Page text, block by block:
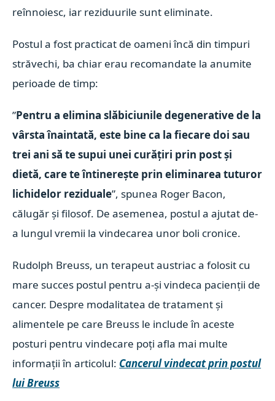
reînnoiesc, iar reziduurile sunt eliminate.
Postul a fost practicat de oameni încă din timpuri
străvechi, ba chiar erau recomandate la anumite
perioade de timp:
”Pentru a elimina slăbiciunile degenerative de la
vârsta înaintată, este bine ca la fiecare doi sau
trei ani să te supui unei curățiri prin post și
dietă, care te întinerește prin eliminarea tuturor
lichidelor reziduale”, spunea Roger Bacon,
călugăr și filosof. De asemenea, postul a ajutat de-
a lungul vremii la vindecarea unor boli cronice.
Rudolph Breuss, un terapeut austriac a folosit cu
mare succes postul pentru a-și vindeca pacienții de
cancer. Despre modalitatea de tratament și
alimentele pe care Breuss le include în aceste
posturi pentru vindecare poți afla mai multe
informații în articolul: Cancerul vindecat prin postul
lui Breuss